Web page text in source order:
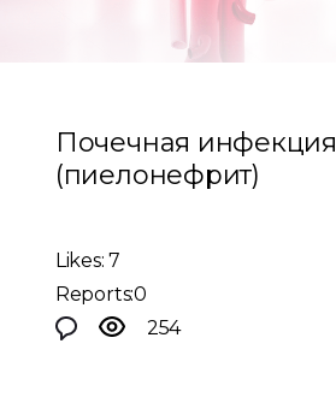
Почечная инфекция
(пиелонефрит)
Likes: 7
Reports:0
254